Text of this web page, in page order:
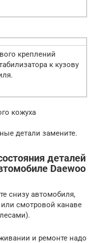
креплений
к кузову
кожуха
детали замените.
деталей
Daewoo
снизу автомобиля,
смотровой канаве
и ремонте надо